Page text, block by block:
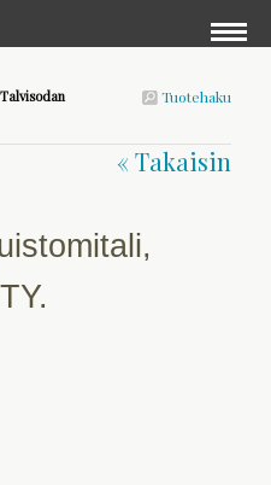
Tuotehaku
Talvisodan
« Takaisin